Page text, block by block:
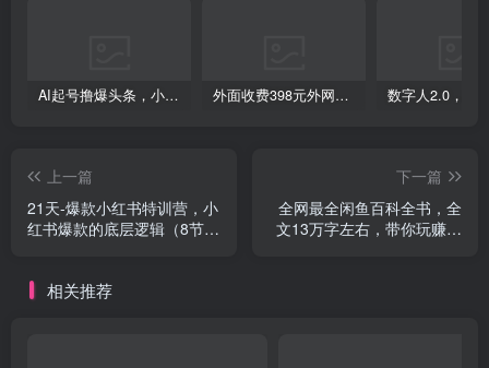
AI起号撸爆头条，小白也能操作，日入2000+ 外面收费398元外网超跑豪车汽车视频搬运至快手抖音上热门项目
上一篇
21天-爆款小红书特训营，小
红书爆款的底层逻辑（8节
下一篇
全网最全闲鱼百科全书，全
文13万字左右，带你玩赚闲
相关推荐